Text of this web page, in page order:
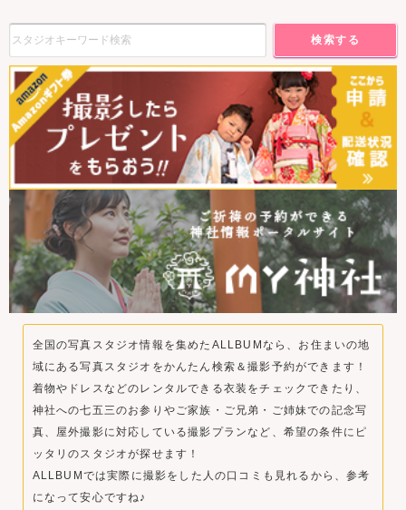
検索する
全国の写真スタジオ情報を集めたALLBUMなら、お住まいの地
域にある写真スタジオをかんたん検索＆撮影予約ができます！
着物やドレスなどのレンタルできる衣装をチェックできたり、
神社への七五三のお参りやご家族・ご兄弟・ご姉妹での記念写
真、屋外撮影に対応している撮影プランなど、希望の条件にピ
ッタリのスタジオが探せます！
ALLBUMでは実際に撮影をした人の口コミも見れるから、参考
になって安心ですね♪